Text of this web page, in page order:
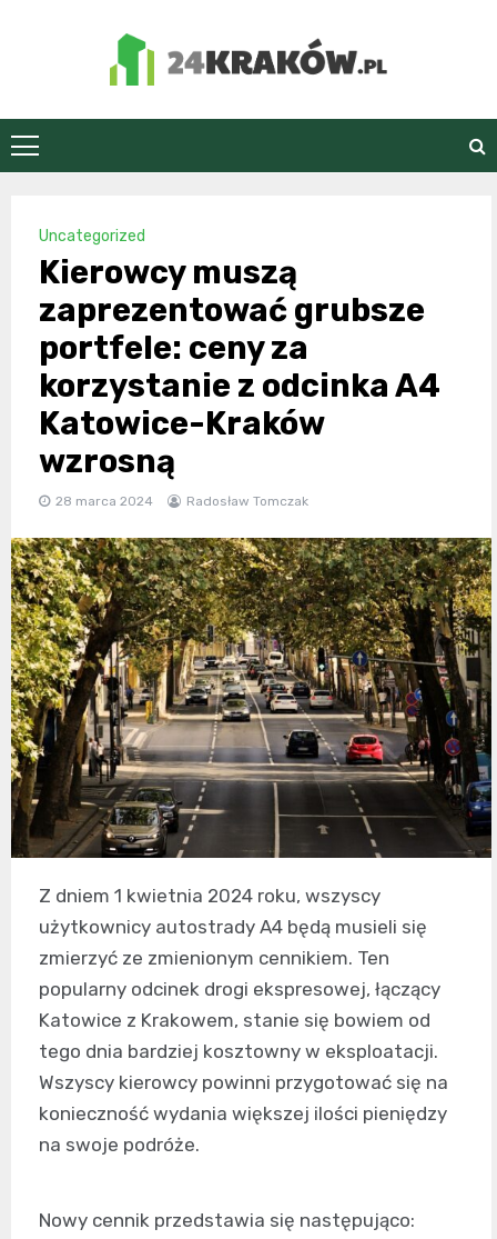
24Kraków.pl
Uncategorized
Kierowcy muszą
zaprezentować grubsze
portfele: ceny za
korzystanie z odcinka A4
Katowice-Kraków
wzrosną
28 marca 2024 Radosław Tomczak
Z dniem 1 kwietnia 2024 roku, wszyscy
użytkownicy autostrady A4 będą musieli się
zmierzyć ze zmienionym cennikiem. Ten
popularny odcinek drogi ekspresowej, łączący
Katowice z Krakowem, stanie się bowiem od
tego dnia bardziej kosztowny w eksploatacji.
Wszyscy kierowcy powinni przygotować się na
konieczność wydania większej ilości pieniędzy
na swoje podróże.
Nowy cennik przedstawia się następująco: